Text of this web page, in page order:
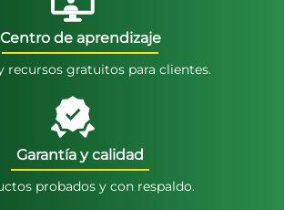
Centro de aprendizaje
recursos gratuitos para clientes.
Garantía y calidad
probados y con respaldo.